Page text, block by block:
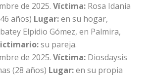
de 2025.Víctima: Rosa Idania
años) Lugar:en su hogar,
Elpidio Gómez, en Palmira,
su pareja.
de 2025.Víctima: Diosdaysis
(28 años) Lugar:en su propia